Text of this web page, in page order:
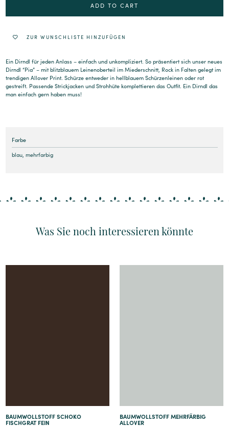
ADD TO CART
ZUR WUNSCHLISTE HINZUFÜGEN
Ein Dirndl für jeden Anlass – einfach und unkompliziert. So präsentiert sich unser neues
Dirndl “Pia” – mit blitzblauem Leinenoberteil im Miederschnitt, Rock in Falten gelegt im
trendigen Allover Print. Schürze entweder in hellblauem Schürzenleinen oder rot
gestreift. Passende Strickjacken und Strohhüte komplettieren das Outfit. Ein Dirndl das
man einfach gern haben muss!
Farbe
blau, mehrfarbig
Was Sie noch interessieren könnte
BAUMWOLLSTOFF SCHOKO
FISCHGRAT FEIN
BAUMWOLLSTOFF MEHRFÄRBIG
ALLOVER